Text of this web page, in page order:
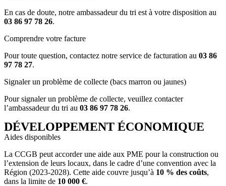
En cas de doute, notre ambassadeur du tri est à votre disposition au
03 86 97 78 26.
Comprendre votre facture
Pour toute question, contactez notre service de facturation au 03 86
97 78 27.
Signaler un problème de collecte (bacs marron ou jaunes)
Pour signaler un problème de collecte, veuillez contacter
l’ambassadeur du tri au 03 86 97 78 26.
DÉVELOPPEMENT ÉCONOMIQUE
Aides disponibles
La CCGB peut accorder une aide aux PME pour la construction ou
l’extension de leurs locaux, dans le cadre d’une convention avec la
Région (2023-2028). Cette aide couvre jusqu’à 10 % des coûts,
dans la limite de 10 000 €.